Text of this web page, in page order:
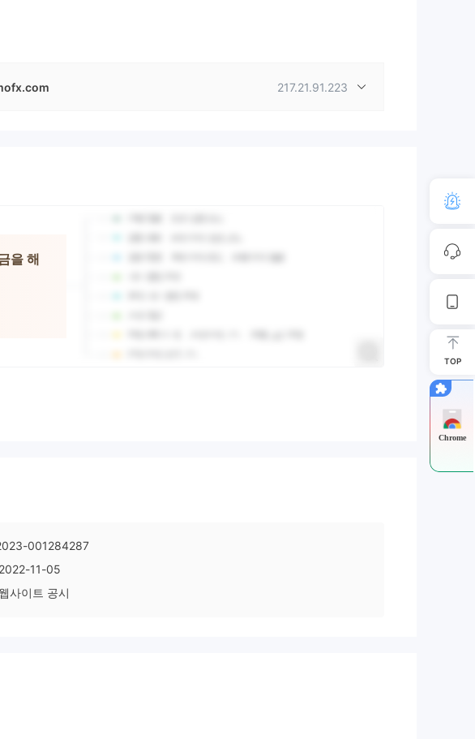
217.21.91.223
을 해
001284287
2022-11-05
웹사이트 공시
TOP
Chrome